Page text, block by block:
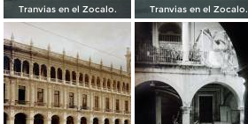
Tranvias en el Zocalo. Tranvias en el Zocalo.